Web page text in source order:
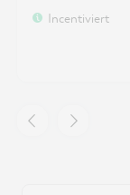
Incentiviert